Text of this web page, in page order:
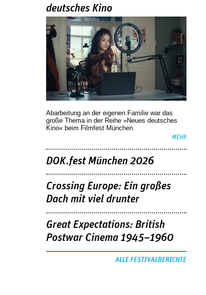
deutsches Kino
Abarbeitung an der eigenen Familie war das
große Thema in der Reihe »Neues deutsches
Kino« beim Filmfest München.
MEHR
DOK.fest München 2026
Crossing Europe: Ein großes
Dach mit viel drunter
Great Expectations: British
Postwar Cinema 1945–1960
ALLE FESTIVALBERICHTE